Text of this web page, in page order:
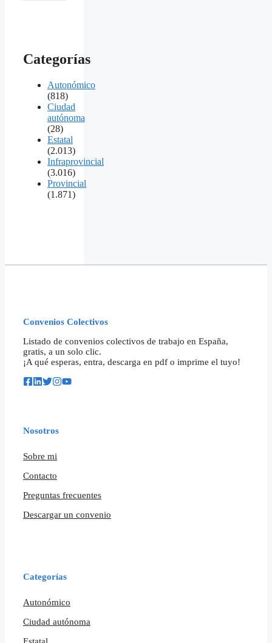
Categorías
Autonómico
(818)
Ciudad
autónoma
(28)
Estatal
(2.013)
Infraprovincial
(3.016)
Provincial
(1.871)
Convenios Colectivos
Listado de convenios colectivos de trabajo en España,
gratis, a un solo clic.
¡A qué esperas, entra, descarga en pdf o imprime el tuyo!
Nosotros
Sobre mi
Contacto
Preguntas frecuentes
Descargar un convenio
Categorías
Autonómico
Ciudad autónoma